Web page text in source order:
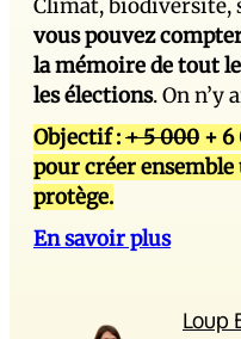
Climat, biodiversité,
vous pouvez
la mémoire de tout
les élections. On n’y
Objectif :+ 5 000 + 6
pour créer
protège.
En savoir plus
Loup